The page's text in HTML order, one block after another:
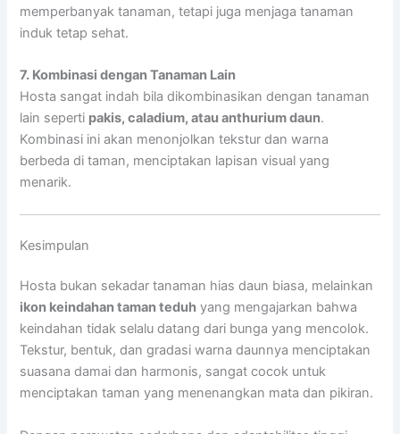
memperbanyak tanaman, tetapi juga menjaga tanaman
induk tetap sehat.
7. Kombinasi dengan Tanaman Lain
Hosta sangat indah bila dikombinasikan dengan tanaman
lain seperti pakis, caladium, atau anthurium daun.
Kombinasi ini akan menonjolkan tekstur dan warna
berbeda di taman, menciptakan lapisan visual yang
menarik.
Kesimpulan
Hosta bukan sekadar tanaman hias daun biasa, melainkan
ikon keindahan taman teduh yang mengajarkan bahwa
keindahan tidak selalu datang dari bunga yang mencolok.
Tekstur, bentuk, dan gradasi warna daunnya menciptakan
suasana damai dan harmonis, sangat cocok untuk
menciptakan taman yang menenangkan mata dan pikiran.